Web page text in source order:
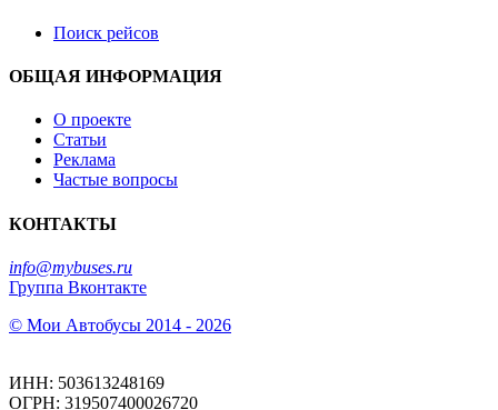
Поиск рейсов
ОБЩАЯ ИНФОРМАЦИЯ
О проекте
Статьи
Реклама
Частые вопросы
КОНТАКТЫ
info@mybuses.ru
Группа Вконтакте
© Мои Автобусы 2014 - 2026
ИНН: 503613248169
ОГРН: 319507400026720